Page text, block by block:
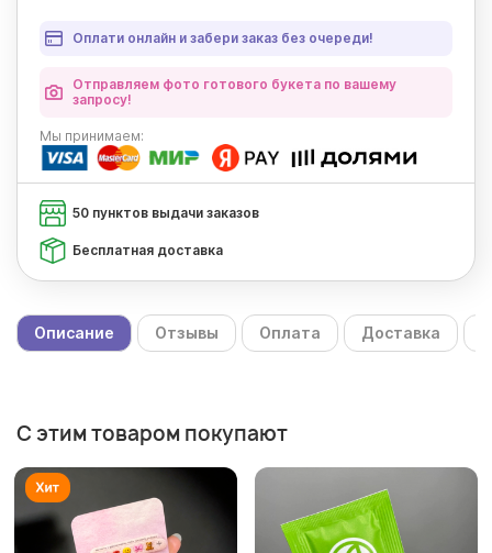
Оплати онлайн и забери заказ без очереди!
Отправляем фото готового букета по вашему
запросу!
Мы принимаем:
50 пунктов выдачи заказов
Бесплатная доставка
Описание Отзывы Оплата Доставка
С этим товаром покупают